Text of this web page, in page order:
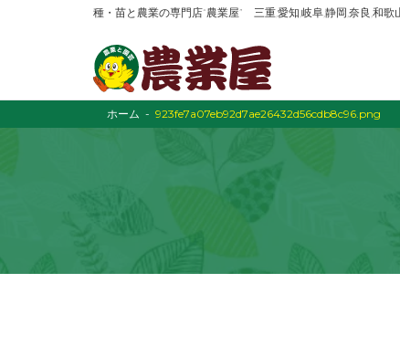
種・苗と農業の専門店“農業屋” 三重,愛知,岐阜,静岡,奈良,和歌
ホーム 923fe7a07eb92d7ae26432d56cdb8c96.png